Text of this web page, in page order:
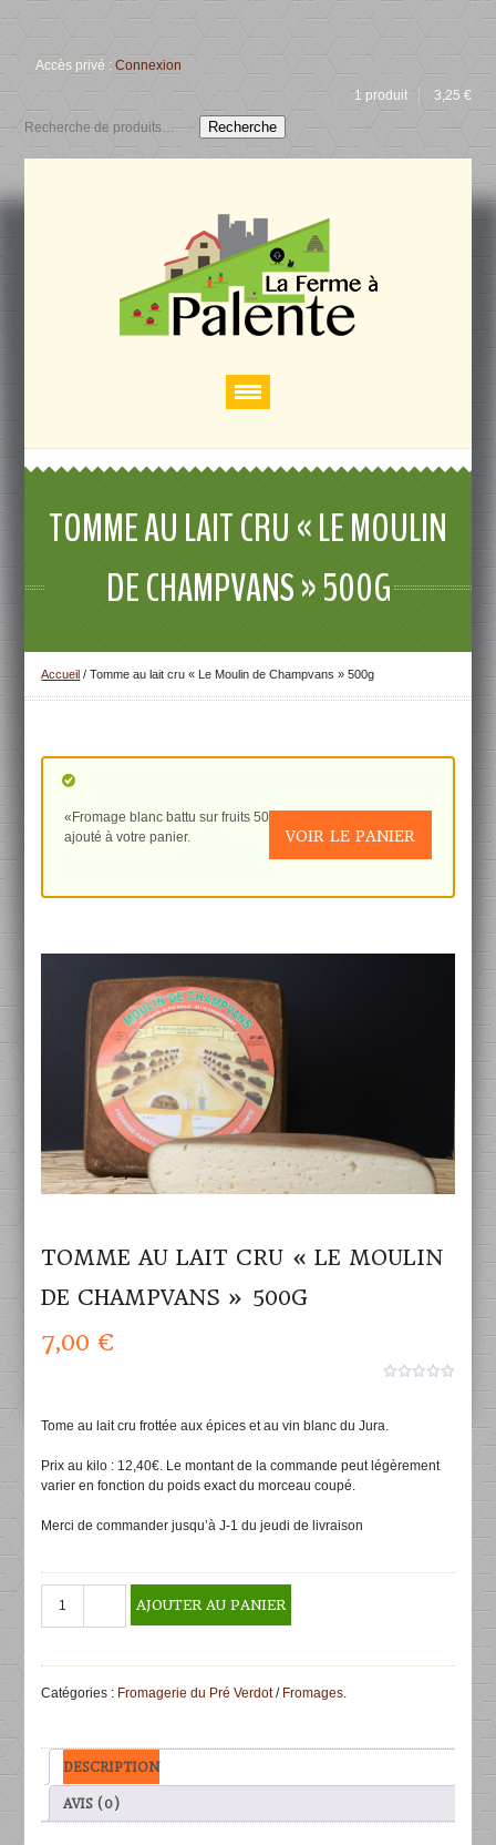
Accès privé :Connexion
1 produit
3,25 €
Recherche
TOMME AU LAIT CRU « LE MOULIN
DE CHAMPVANS » 500G
Accueil /Tomme au lait cru « Le Moulin de Champvans » 500g
«Fromage blanc battu sur fruits 500g. (Framboise)» a été
ajouté à votre panier.
VOIR LE PANIER
TOMME AU LAIT CRU « LE MOULIN
DE CHAMPVANS » 500G
7,00€
5
Tome au lait cru frottée aux épices et au vin blanc du Jura.
Prix au kilo : 12,40€. Le montant de la commande peut légèrement
varier en fonction du poids exact du morceau coupé.
Merci de commander jusqu’à J-1 du jeudi de livraison
cru
de
Champvans"
500g
AJOUTER AU PANIER
Catégories : Fromagerie du Pré Verdot/ Fromages.
DESCRIPTION
AVIS (0)